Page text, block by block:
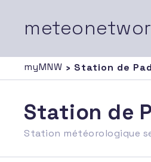
myMNW › Station de
Station de
Station météorologique